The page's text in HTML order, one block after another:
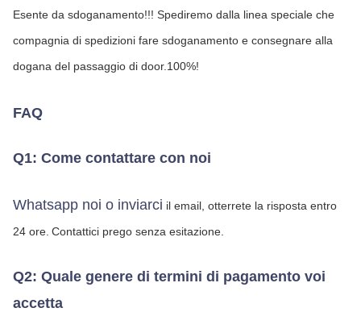
Esente da sdoganamento!!! Spediremo dalla linea speciale che
compagnia di spedizioni fare sdoganamento e consegnare alla
dogana del passaggio di door.100%!
FAQ
Q1: Come contattare con noi
Whatsapp noi o inviarci il email, otterrete la risposta entro
24 ore. Contattici prego senza esitazione.
Q2: Quale genere di termini di pagamento voi
accetta